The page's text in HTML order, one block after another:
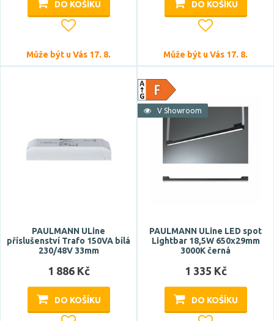
DO KOŠÍKU
Může být u Vás 17. 8.
DO KOŠÍKU
Může být u Vás 17. 8.
PAULMANN ULine
příslušenství Trafo 150VA bílá
230/48V 33mm
1 886 Kč
DO KOŠÍKU
V Showroom
PAULMANN ULine LED spot
Lightbar 18,5W 650x29mm
3000K černá
1 335 Kč
DO KOŠÍKU